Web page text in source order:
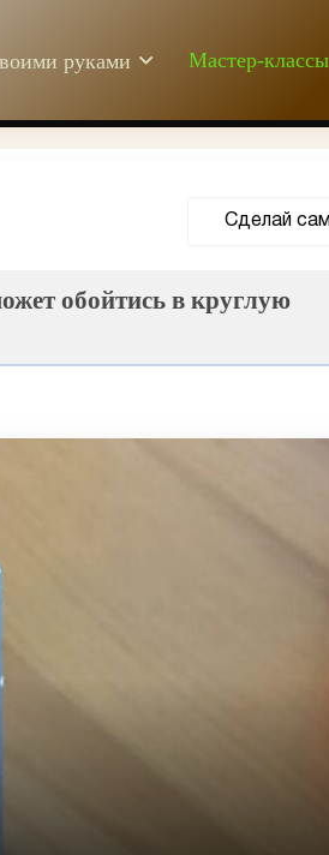
руками Мастер-классы
Сделай сам
обойтись в круглую